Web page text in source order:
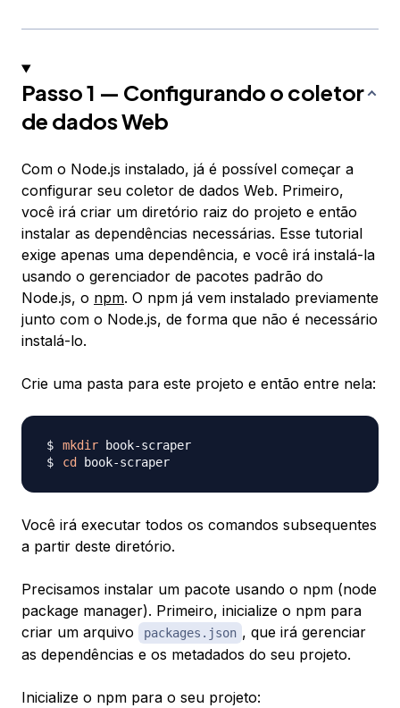
Passo 1 — Configurando o coletor
de dados Web
Com o Node.js instalado, já é possível começar a
configurar seu coletor de dados Web. Primeiro,
você irá criar um diretório raiz do projeto e então
instalar as dependências necessárias. Esse tutorial
exige apenas uma dependência, e você irá instalá-la
usando o gerenciador de pacotes padrão do
Node.js, o npm. O npm já vem instalado previamente
junto com o Node.js, de forma que não é necessário
instalá-lo.
Crie uma pasta para este projeto e então entre nela:
mkdir
cd
Você irá executar todos os comandos subsequentes
a partir deste diretório.
Precisamos instalar um pacote usando o npm (node
package manager). Primeiro, inicialize o npm para
criar um arquivo
packages.json , que irá gerenciar
as dependências e os metadados do seu projeto.
Inicialize o npm para o seu projeto: